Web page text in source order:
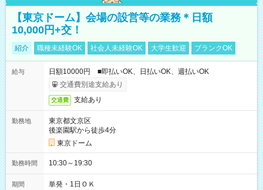
【東京ドーム】会場の設営等の業務＊日額
10,000円+交！
紹介 職種未経験OK 社会人未経験OK 大学生歓迎 ブランクOK
給与
日額10000円 ■即払いOK、日払いOK、週払いOK
交通費別途支給あり
交通費 支給あり
勤務地
東京都文京区
後楽園駅から徒歩4分
東京ドーム
勤務時間 10:30～19:30
期間 単発・1日ＯＫ